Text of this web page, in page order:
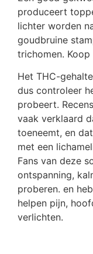
produceert
lichter worden
goudbruine
trichomen. Koop
Het THC-
dus controleer
probeert.
vaak verklaard
toeneemt, en
met een
Fans van deze
ontspanning,
proberen. en
helpen pijn,
verlichten.